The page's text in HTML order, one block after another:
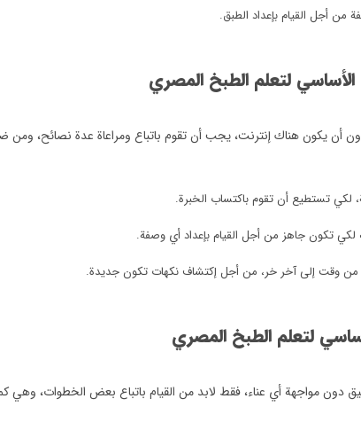
من أجل القيام بإعداد الطبق.
لتعلم الطبخ المصري
أن يكون هناك إنترنت، يجب أن تقوم باتباع ومراعاة عدة نصائح، ومن
لكي تستطيع أن تقوم باكتساب الخبرة.
تكون جاهز من أجل القيام بإعداد أي وصفة.
من وقت إلى آخر خر، من أجل إكتشاف نكهات تكون جديدة.
لتعلم الطبخ المصري
دون مواجهة أي عناء، فقط لابد من القيام باتباع بعض الخطوات، وهي